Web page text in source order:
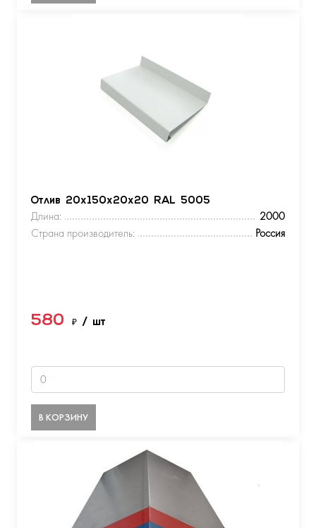
Отлив 20х150х20х20 RAL 5005
Длина:
2000
Страна производитель:
Россия
580 ₽ / шт
В КОРЗИНУ